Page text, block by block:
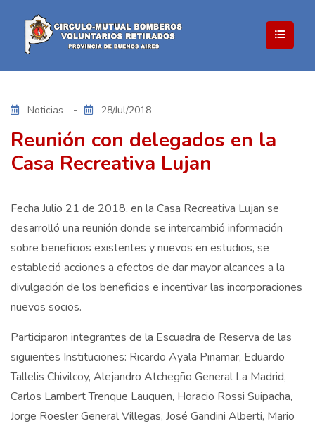
Noticias 28/Jul/2018
Reunión con delegados en la
Casa Recreativa Lujan
Fecha Julio 21 de 2018, en la Casa Recreativa Lujan se
desarrolló una reunión donde se intercambió información
sobre beneficios existentes y nuevos en estudios, se
estableció acciones a efectos de dar mayor alcances a la
divulgación de los beneficios e incentivar las incorporaciones
nuevos socios.
Participaron integrantes de la Escuadra de Reserva de las
siguientes Instituciones: Ricardo Ayala Pinamar, Eduardo
Tallelis Chivilcoy, Alejandro Atchegño General La Madrid,
Carlos Lambert Trenque Lauquen, Horacio Rossi Suipacha,
Jorge Roesler General Villegas, José Gandini Alberti, Mario